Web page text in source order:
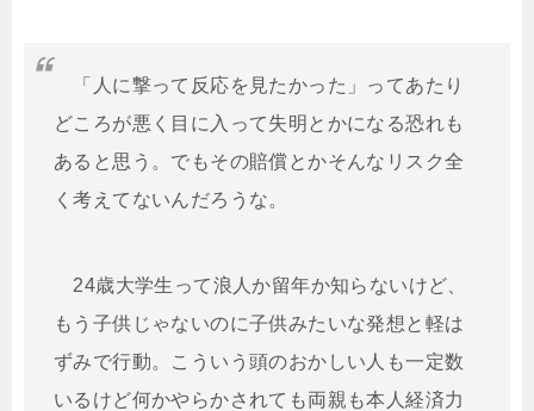
「人に撃って反応を見たかった」ってあたり
どころが悪く目に入って失明とかになる恐れも
あると思う。でもその賠償とかそんなリスク全
く考えてないんだろうな。
24歳大学生って浪人か留年か知らないけど、
もう子供じゃないのに子供みたいな発想と軽は
ずみで行動。こういう頭のおかしい人も一定数
いるけど何かやらかされても両親も本人経済力